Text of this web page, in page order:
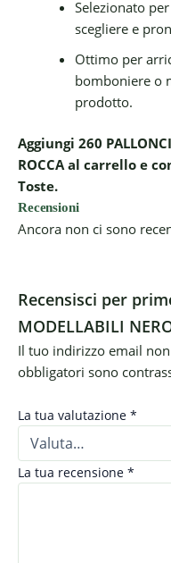
Selezionato
scegliere e
Ottimo per
bomboniere o
prodotto.
Aggiungi 260
ROCCA al carrello e
Toste.
Recensioni
Ancora non ci sono
Recensisci per
MODELLABILI
Il tuo indirizzo email
obbligatori sono
La tua valutazione *
La tua recensione *